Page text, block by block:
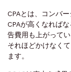
CPAとは、コンバ
CPAが高くなれば
告費用も上がって
それほどかけなく
ます。